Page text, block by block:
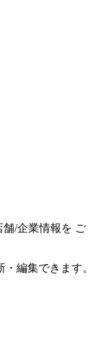
舗/企業情報を ご
編集できます。